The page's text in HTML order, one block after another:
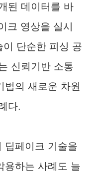
된 데이터를 바
크 영상을 실시
단순한 피싱 공
신뢰기반 소통
법의 새로운 차원
다.
딥페이크 기술을
용하는 사례도 늘